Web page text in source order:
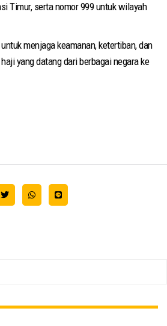
Timur, serta nomor 999 untuk wilayah
menjaga keamanan, ketertiban, dan
yang datang dari berbagai negara ke